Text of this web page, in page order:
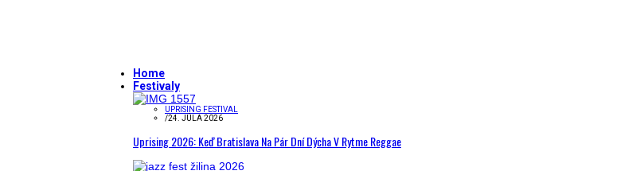
Home
Festivaly
UPRISING FESTIVAL
/24. JÚLA 2026
Uprising 2026: Keď Bratislava Na Pár Dní Dýcha V Rytme Reggae